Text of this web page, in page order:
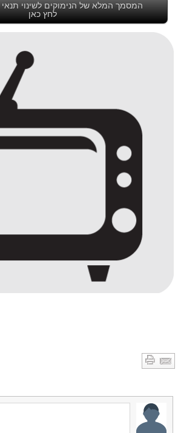
לחץ כאן